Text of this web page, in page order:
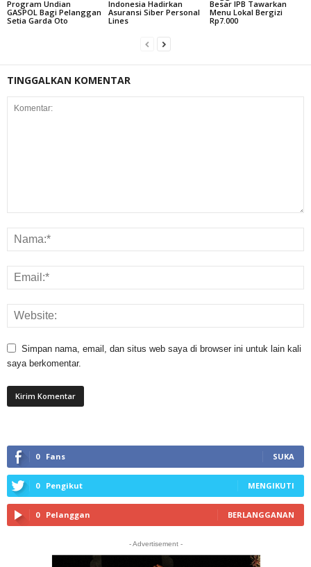
Program Undian
GASPOL Bagi Pelanggan
Setia Garda Oto
Indonesia Hadirkan
Asuransi Siber Personal
Lines
Besar IPB Tawarkan
Menu Lokal Bergizi
Rp7.000
TINGGALKAN KOMENTAR
Simpan nama, email, dan situs web saya di browser ini untuk lain kali
saya berkomentar.
0 Fans SUKA
0 Pengikut MENGIKUTI
0 Pelanggan BERLANGGANAN
- Advertisement -